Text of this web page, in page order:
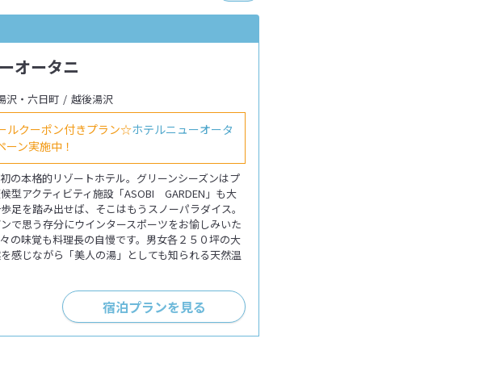
オータニ
沢・六日町 越後湯沢
ルクーポン付きプラン☆ホテルニューオータ
ーン実施中！
の本格的リゾートホテル。グリーンシーズンはプ
型アクティビティ施設「ASOBI GARDEN」も大
足を踏み出せば、そこはもうスノーパラダイス。
で思う存分にウインタースポーツをお愉しみいた
の味覚も料理長の自慢です。男女各２５０坪の大
感じながら「美人の湯」としても知られる天然温
宿泊プランを見る